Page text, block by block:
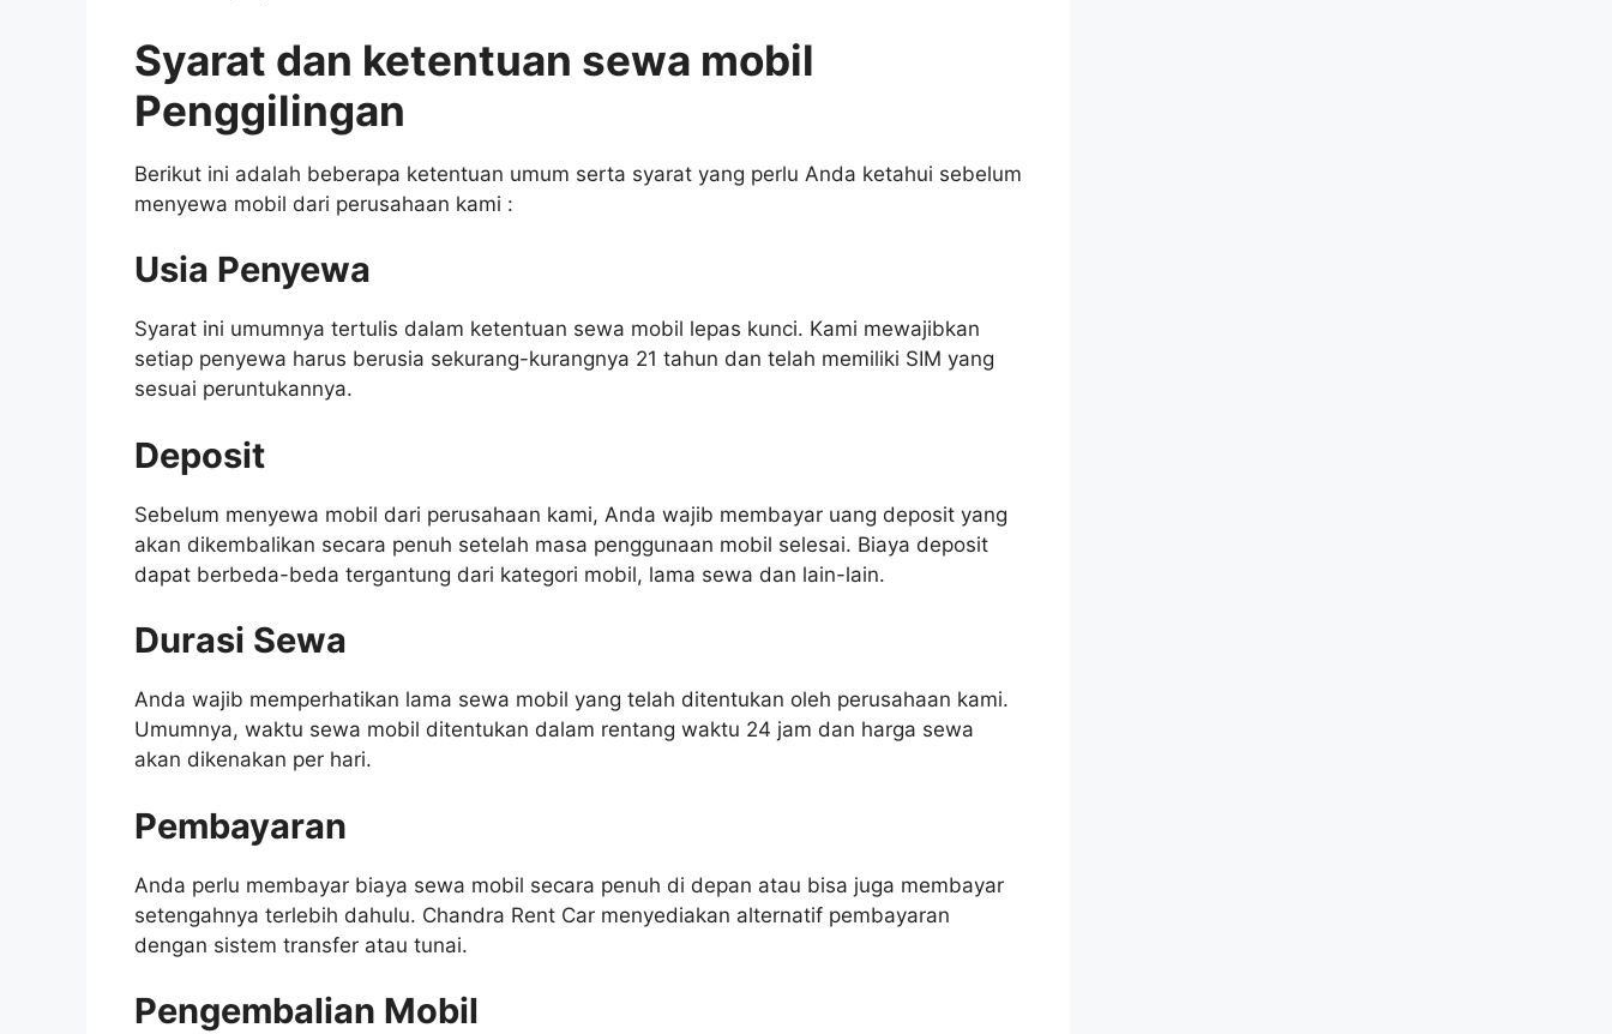
Syarat dan ketentuan sewa mobil
Penggilingan
Berikut ini adalah beberapa ketentuan umum serta syarat yang perlu Anda ketahui sebelum
menyewa mobil dari perusahaan kami :
Usia Penyewa
Syarat ini umumnya tertulis dalam ketentuan sewa mobil lepas kunci. Kami mewajibkan
setiap penyewa harus berusia sekurang-kurangnya 21 tahun dan telah memiliki SIM yang
sesuai peruntukannya.
Deposit
Sebelum menyewa mobil dari perusahaan kami, Anda wajib membayar uang deposit yang
akan dikembalikan secara penuh setelah masa penggunaan mobil selesai. Biaya deposit
dapat berbeda-beda tergantung dari kategori mobil, lama sewa dan lain-lain.
Durasi Sewa
Anda wajib memperhatikan lama sewa mobil yang telah ditentukan oleh perusahaan kami.
Umumnya, waktu sewa mobil ditentukan dalam rentang waktu 24 jam dan harga sewa
akan dikenakan per hari.
Pembayaran
Anda perlu membayar biaya sewa mobil secara penuh di depan atau bisa juga membayar
setengahnya terlebih dahulu. Chandra Rent Car menyediakan alternatif pembayaran
dengan sistem transfer atau tunai.
Pengembalian Mobil